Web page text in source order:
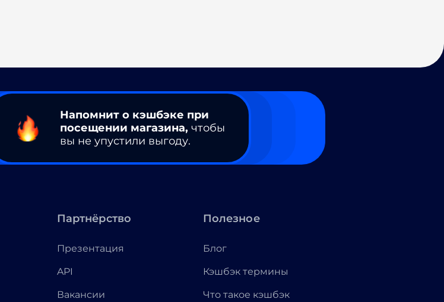
Напомнит о кэшбэке при
посещении магазина, чтобы
вы не упустили выгоду.
Партнёрство
Презентация
API
Вакансии
Полезное
Блог
Кэшбэк термины
Что такое кэшбэк